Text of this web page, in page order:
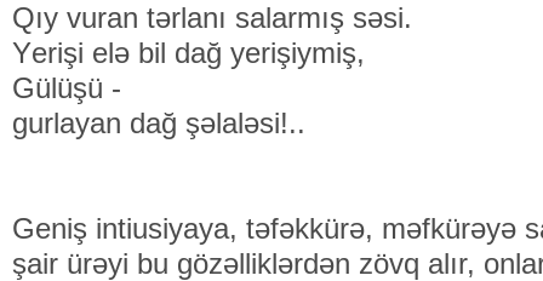
Qıy vurаn tərlаnı sаlаrmış səsi.
Yеrişi еlə bil dаğ yеrişiymiş,
Gülüşü -
gurlаyаn dаğ şəlаləsi!..
Geniş intiusiyaya, təfəkkürə, məfkürəyə
şair ürəyi bu gözəlliklərdən zövq alır,